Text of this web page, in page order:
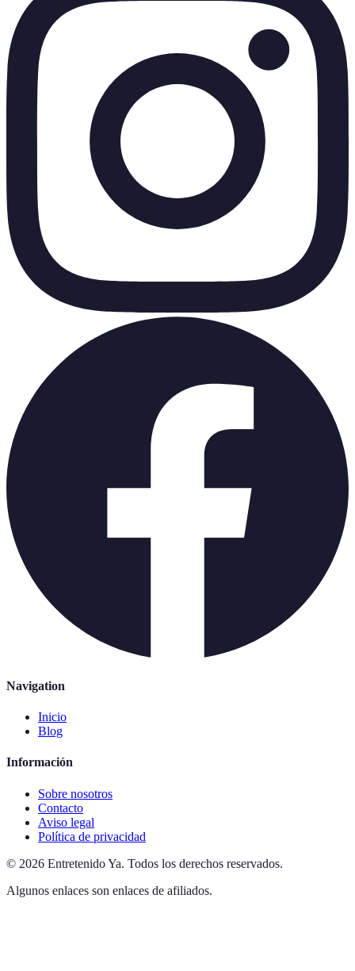
Navigation
Inicio
Blog
Información
Sobre nosotros
Contacto
Aviso legal
Política de privacidad
© 2026 Entretenido Ya. Todos los derechos reservados.
Algunos enlaces son enlaces de afiliados.